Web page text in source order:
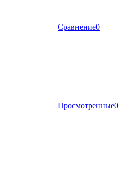
Сравнение0
Просмотренные0